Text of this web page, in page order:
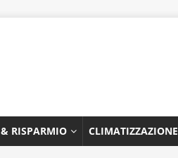
RISPARMIO CLIMATIZZAZIONE